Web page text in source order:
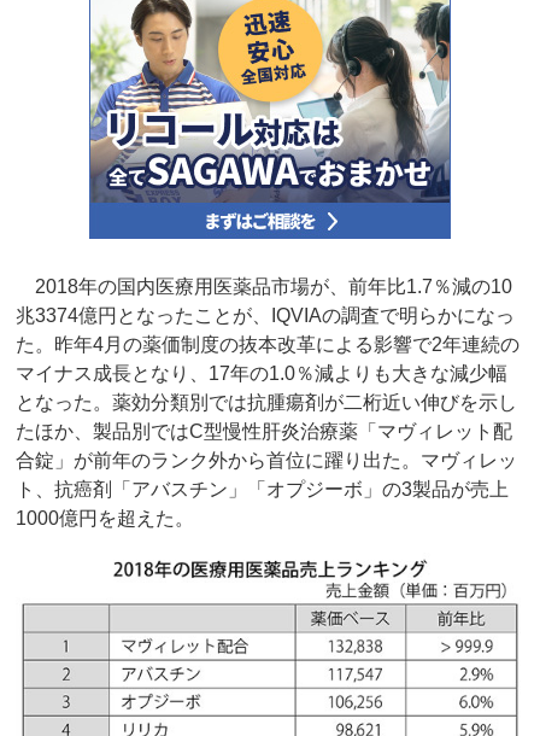
2018年の国内医療用医薬品市場が、前年比1.7％減の10
兆3374億円となったことが、IQVIAの調査で明らかになっ
た。昨年4月の薬価制度の抜本改革による影響で2年連続の
マイナス成長となり、17年の1.0％減よりも大きな減少幅
となった。薬効分類別では抗腫瘍剤が二桁近い伸びを示し
たほか、製品別ではC型慢性肝炎治療薬「マヴィレット配
合錠」が前年のランク外から首位に躍り出た。マヴィレッ
ト、抗癌剤「アバスチン」「オプジーボ」の3製品が売上
1000億円を超えた。